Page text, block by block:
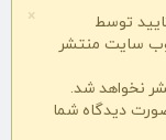
×
توسط
وب سایت منتشر
نخواهد شد.
دیدگاه شما